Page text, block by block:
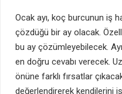
Ocak ayı, koç burcunun iş
çözdüğü bir ay olacak.
bu ay çözümleyebilecek.
en doğru cevabı verecek.
önüne farklı fırsatlar
değerlendirerek kendilerini